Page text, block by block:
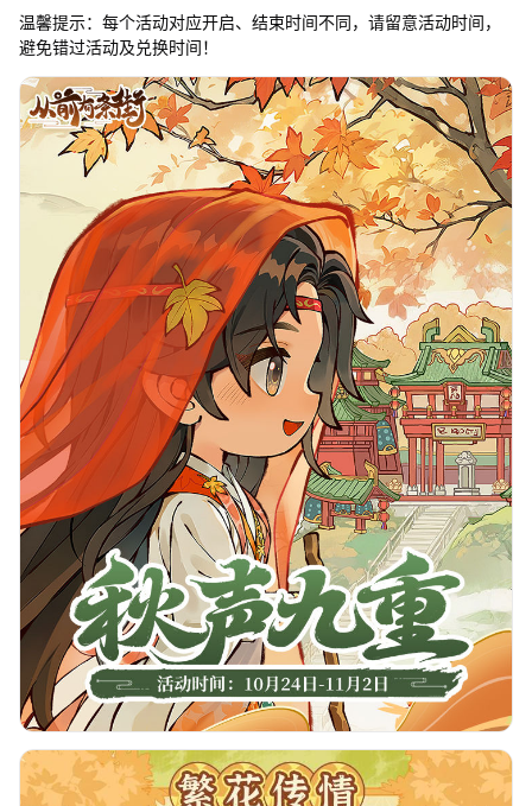
温馨提示：每个活动对应开启、结束时间不同，请留意活动时间，
避免错过活动及兑换时间！